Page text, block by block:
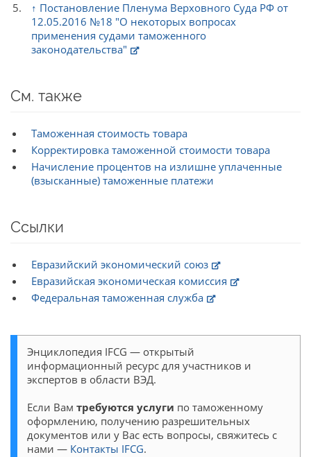
↑ Постановление Пленума Верховного Суда РФ от
12.05.2016 №18 "О некоторых вопросах
применения судами таможенного
законодательства"
См. также
Таможенная стоимость товара
Корректировка таможенной стоимости товара
Начисление процентов на излишне уплаченные
(взысканные) таможенные платежи
Ссылки
Евразийский экономический союз
Евразийская экономическая комиссия
Федеральная таможенная служба
Энциклопедия IFCG — открытый
информационный ресурс для участников и
экспертов в области ВЭД.
Если Вам требуются услуги по таможенному
оформлению, получению разрешительных
документов или у Вас есть вопросы, свяжитесь с
нами — Контакты IFCG.